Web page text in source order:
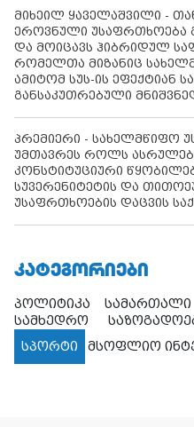
მიხეილ ყაველაშვილი -
ეროვნული უსაფრთხოება
და მოიცავს ჰიბრიდულ
რომელთა მიზანიც
ამიტომ სუს-ის ეფექტიან
განსაკუთრებული
პრემიერი - სახელმწიფო
უმთავრეს როლს
კონსტიტუციური
სუვერენიტეტის და
უსაფრთხოების დაცვის
ᲙᲐᲢᲔᲒᲝᲠᲘᲔᲑᲘ
პოლიტიკა სამართალი
სამხედრო
სპორტი
მსოფლიო